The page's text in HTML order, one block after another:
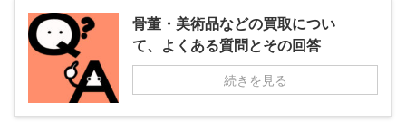
骨董・美術品などの買取につい
て、よくある質問とその回答
続きを見る